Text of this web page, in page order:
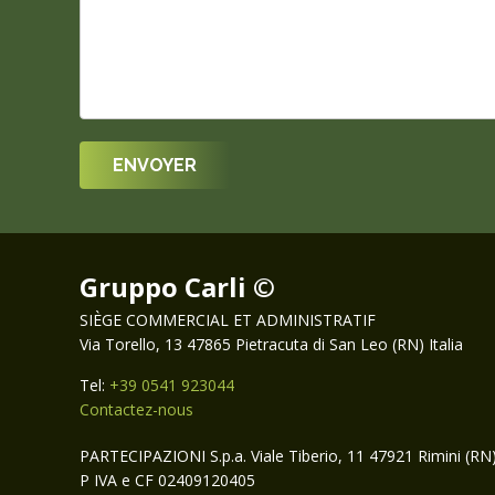
Gruppo Carli ©
SIÈGE COMMERCIAL ET ADMINISTRATIF
Via Torello, 13 47865 Pietracuta di San Leo (RN) Italia
Tel: +39 0541 923044
Contactez-nous
PARTECIPAZIONI S.p.a. Viale Tiberio, 11 47921 Rimini
P IVA e CF 02409120405